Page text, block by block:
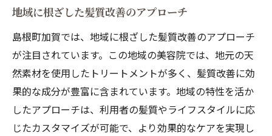
島根町加賀のお客様が求める理想の髪
髪質改善で手に入れる自然な輝き
美髪を育むための生活習慣と髪質改善
地域特有の気候に対応した美髪ケア
髪質改善で叶える個々の髪の健康
島根町加賀での髪質改善成功事例の紹介
地域に根ざした髪質改善のアプローチ
島根町加賀では、地域に根ざした髪質改善のアプローチ
が注目されています。この地域の美容院では、地元の天
然素材を使用したトリートメントが多く、髪質改善に効
果的な成分が豊富に含まれています。地域の特性を活か
したアプローチは、利用者の髪質やライフスタイルに応
じたカスタマイズが可能で、より効果的なケアを実現し